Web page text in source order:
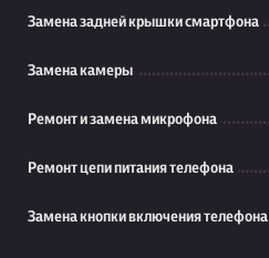
Замена задней крышки смартфона
Замена камеры
Ремонт и замена микрофона
Ремонт цепи питания телефона
Замена кнопки включения телефона